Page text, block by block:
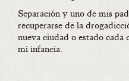
Separación y uno de mis
recuperarse de la
nueva ciudad o estado cada
mi infancia.